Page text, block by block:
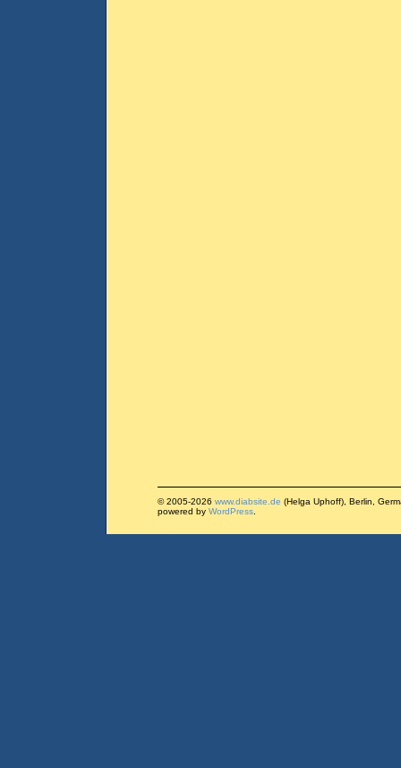
© 2005-2026 www.diabsite.de (Helga Uphoff), Berlin,
powered by WordPress.